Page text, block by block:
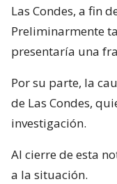
Las Condes, a fin
Preliminarmente
presentaría una
Por su parte, la
de Las Condes,
investigación.
Al cierre de esta
a la situación.